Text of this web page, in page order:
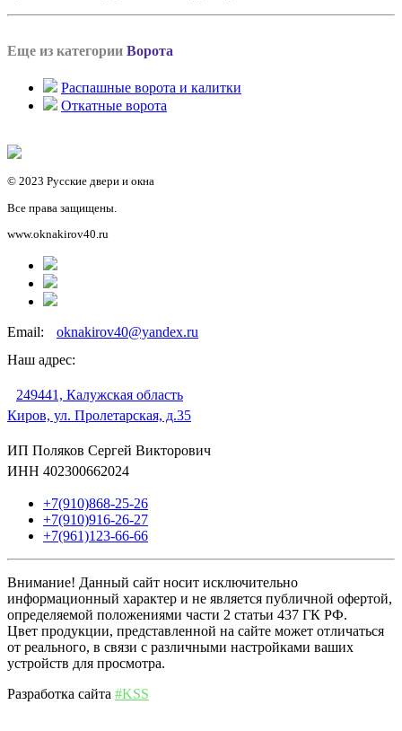
Еще из категории Ворота
Распашные ворота и калитки
Откатные ворота
© 2023 Русские двери и окна
Все права защищены.
www.oknakirov40.ru
Email:
oknakirov40@yandex.ru
Наш адрес:
249441, Калужская область
Киров, ул. Пролетарская, д.35
ИП Поляков Сергей Викторович
ИНН 402300662024
+7(910)868-25-26
+7(910)916-26-27
+7(961)123-66-66
Внимание! Данный сайт носит исключительно
информационный характер и не является публичной офертой,
определяемой положениями части 2 статьи 437 ГК РФ.
Цвет продукции, представленной на сайте может отличаться
от реального, в связи с различными настройками ваших
устройств для просмотра.
Разработка сайта #KSS